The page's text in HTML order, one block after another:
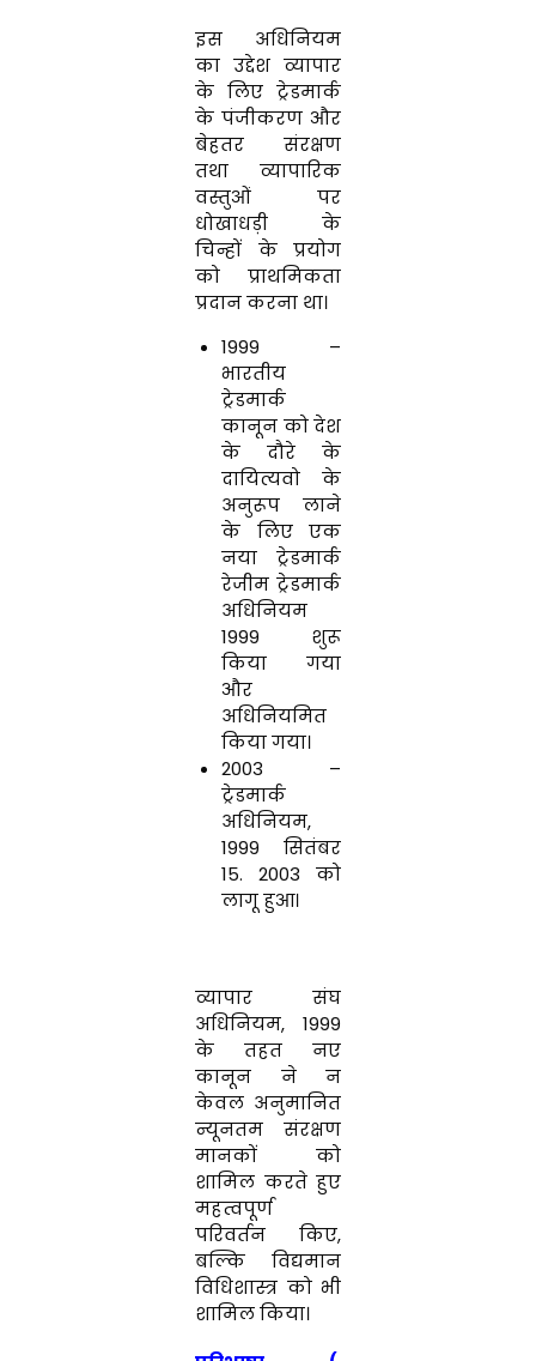
इस अधिनियम
का उद्देश व्यापार
के लिए ट्रेडमार्क
के पंजीकरण और
बेहतर संरक्षण
तथा व्यापारिक
वस्तुओं पर
धोखाधड़ी के
चिन्हों के प्रयोग
को प्राथमिकता
प्रदान करना था।
1999 –
भारतीय
ट्रेडमार्क
कानून को देश
के दौरे के
दायित्यवो के
अनुरूप लाने
के लिए एक
नया ट्रेडमार्क
रेजीम ट्रेडमार्क
अधिनियम
1999 शुरू
किया गया
और
अधिनियमित
किया गया।
2003 –
ट्रेडमार्क
अधिनियम,
1999 सितंबर
15. 2003 को
लागू हुआ।
व्यापार संघ
अधिनियम, 1999
के तहत नए
कानून ने न
केवल अनुमानित
न्यूनतम संरक्षण
मानकों को
शामिल करते हुए
महत्वपूर्ण
परिवर्तन किए,
बल्कि विद्यमान
विधिशास्त्र को भी
शामिल किया।